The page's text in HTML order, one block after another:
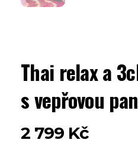
Thai relax a
s vepřovou
2 799 Kč